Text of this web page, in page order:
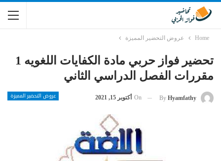
Home عروض التحضير المميزة
تحضير فواز حربي مادة الكفايات اللغويه 1
مقررات الفصل الدراسي الثاني
عروض التحضير المميزة By Hyamfathy
On أكتوبر 15, 2021